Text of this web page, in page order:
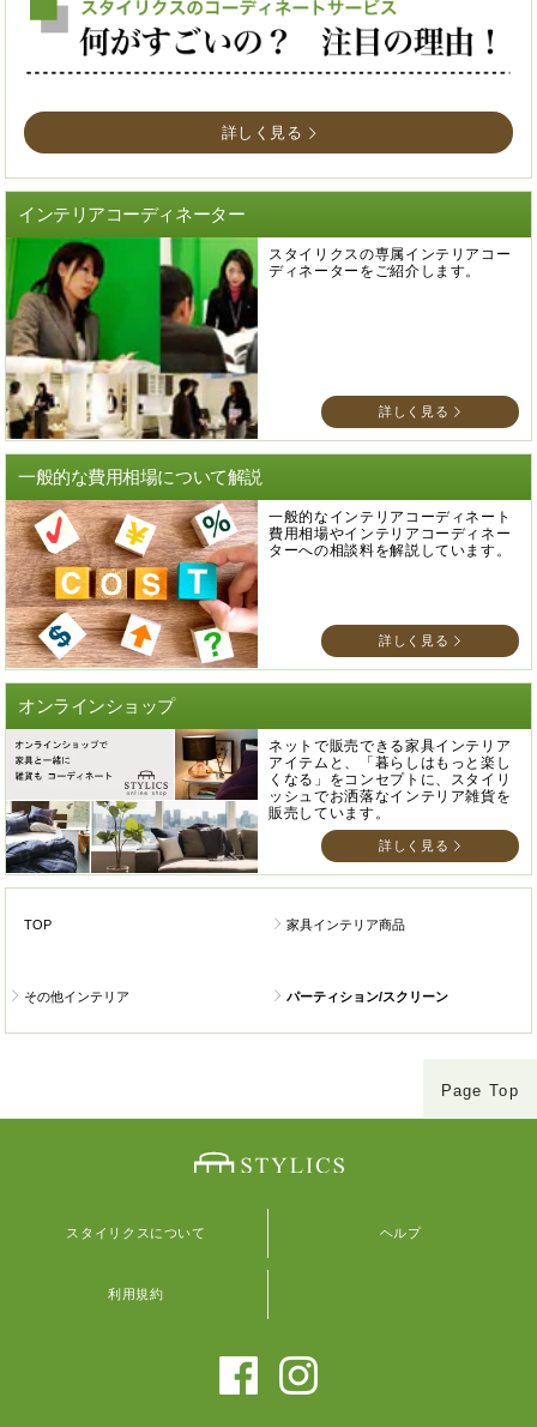
詳しく見る
インテリアコーディネーター
スタイリクスの専属インテリアコー
ディネーターをご紹介します。
詳しく見る
一般的な費用相場について解説
一般的なインテリアコーディネート
費用相場やインテリアコーディネー
ターへの相談料を解説しています。
詳しく見る
オンラインショップ
ネットで販売できる家具インテリア
アイテムと、「暮らしはもっと楽し
くなる」をコンセプトに、スタイリ
ッシュでお洒落なインテリア雑貨を
販売しています。
詳しく見る
TOP 家具インテリア商品
その他インテリア パーティション/スクリーン
Page Top
スタイリクスについて ヘルプ
利用規約